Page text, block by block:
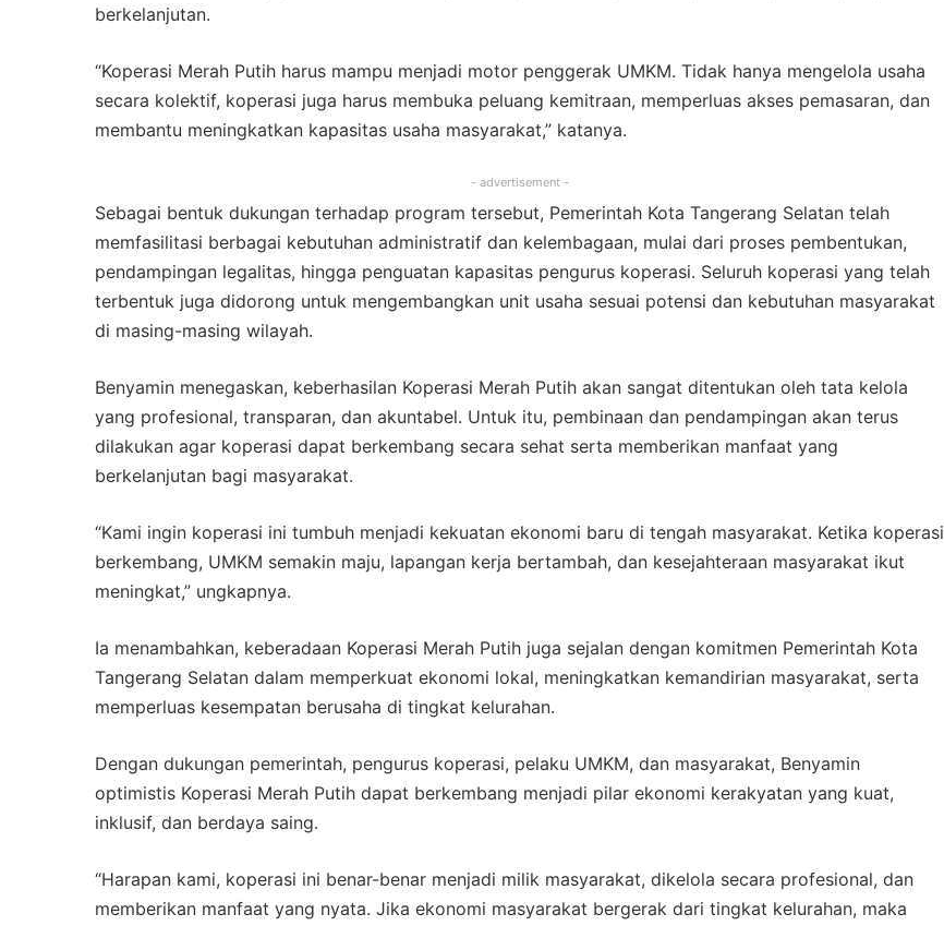
berkelanjutan.
“Koperasi Merah Putih harus mampu menjadi motor penggerak UMKM. Tidak hanya mengelola usaha
secara kolektif, koperasi juga harus membuka peluang kemitraan, memperluas akses pemasaran, dan
membantu meningkatkan kapasitas usaha masyarakat,” katanya.
- advertisement -
Sebagai bentuk dukungan terhadap program tersebut, Pemerintah Kota Tangerang Selatan telah
memfasilitasi berbagai kebutuhan administratif dan kelembagaan, mulai dari proses pembentukan,
pendampingan legalitas, hingga penguatan kapasitas pengurus koperasi. Seluruh koperasi yang telah
terbentuk juga didorong untuk mengembangkan unit usaha sesuai potensi dan kebutuhan masyarakat
di masing-masing wilayah.
Benyamin menegaskan, keberhasilan Koperasi Merah Putih akan sangat ditentukan oleh tata kelola
yang profesional, transparan, dan akuntabel. Untuk itu, pembinaan dan pendampingan akan terus
dilakukan agar koperasi dapat berkembang secara sehat serta memberikan manfaat yang
berkelanjutan bagi masyarakat.
“Kami ingin koperasi ini tumbuh menjadi kekuatan ekonomi baru di tengah masyarakat. Ketika koperasi
berkembang, UMKM semakin maju, lapangan kerja bertambah, dan kesejahteraan masyarakat ikut
meningkat,” ungkapnya.
Ia menambahkan, keberadaan Koperasi Merah Putih juga sejalan dengan komitmen Pemerintah Kota
Tangerang Selatan dalam memperkuat ekonomi lokal, meningkatkan kemandirian masyarakat, serta
memperluas kesempatan berusaha di tingkat kelurahan.
Dengan dukungan pemerintah, pengurus koperasi, pelaku UMKM, dan masyarakat, Benyamin
optimistis Koperasi Merah Putih dapat berkembang menjadi pilar ekonomi kerakyatan yang kuat,
inklusif, dan berdaya saing.
“Harapan kami, koperasi ini benar-benar menjadi milik masyarakat, dikelola secara profesional, dan
memberikan manfaat yang nyata. Jika ekonomi masyarakat bergerak dari tingkat kelurahan, maka